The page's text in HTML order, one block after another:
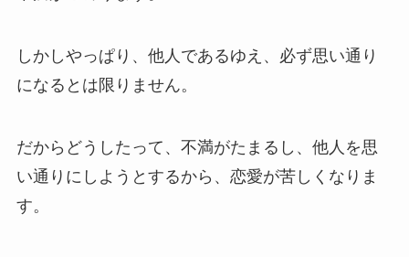
しかしやっぱり、他人であるゆえ、必ず思い通り
になるとは限りません。
だからどうしたって、不満がたまるし、他人を思
い通りにしようとするから、恋愛が苦しくなりま
す。